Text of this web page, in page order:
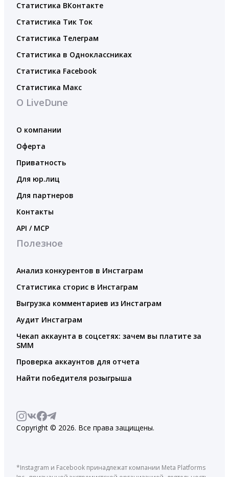
Статистика ВКонтакте
Статистика Тик Ток
Статистика Телеграм
Статистика в Одноклассниках
Статистика Facebook
Статистика Макс
О LiveDune
О компании
Оферта
Приватность
Для юр.лиц
Для партнеров
Контакты
API / MCP
Полезное
Анализ конкурентов в Инстаграм
Статистика сторис в Инстаграм
Выгрузка комментариев из Инстаграм
Аудит Инстаграм
Чекап аккаунта в соцсетях: зачем вы платите за
SMM
Проверка аккаунтов для отчета
Найти победителя розыгрыша
Copyright © 2026. Все права защищены.
*Instagram и Facebook принадлежат компании Meta Platforms